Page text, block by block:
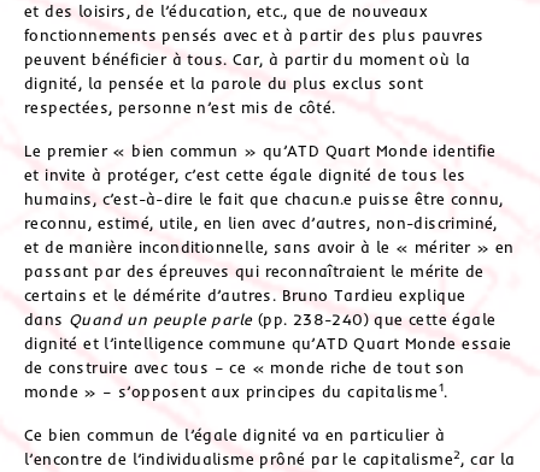
et des loisirs, de l’éducation, etc., que de nouveaux
fonctionnements pensés avec et à partir des plus pauvres
peuvent bénéficier à tous. Car, à partir du moment où la
dignité, la pensée et la parole du plus exclus sont
respectées, personne n’est mis de côté.
Le premier « bien commun » qu’ATD Quart Monde identifie
et invite à protéger, c’est cette égale dignité de tous les
humains, c’est-à-dire le fait que chacun.e puisse être connu,
reconnu, estimé, utile, en lien avec d’autres, non-discriminé,
et de manière inconditionnelle, sans avoir à le « mériter » en
passant par des épreuves qui reconnaîtraient le mérite de
certains et le démérite d’autres. Bruno Tardieu explique
dans Quand un peuple parle(pp. 238-240) que cette égale
dignité et l’intelligence commune qu’ATD Quart Monde essaie
de construire avec tous – ce « monde riche de tout son
monde » – s’opposent aux principes du capitalisme1.
Ce bien commun de l’égale dignité va en particulier à
l’encontre de l’individualisme prôné par le capitalisme2, car la